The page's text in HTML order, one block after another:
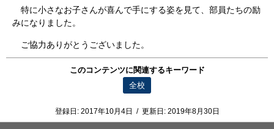
特に小さなお子さんが喜んで手にする姿を見て、部員たちの励
みになりました。
ご協力ありがとうございました。
このコンテンツに関連するキーワード
全校
登録日: 2017年10月4日 / 更新日: 2019年8月30日